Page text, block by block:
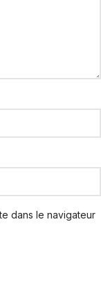
dans le navigateur